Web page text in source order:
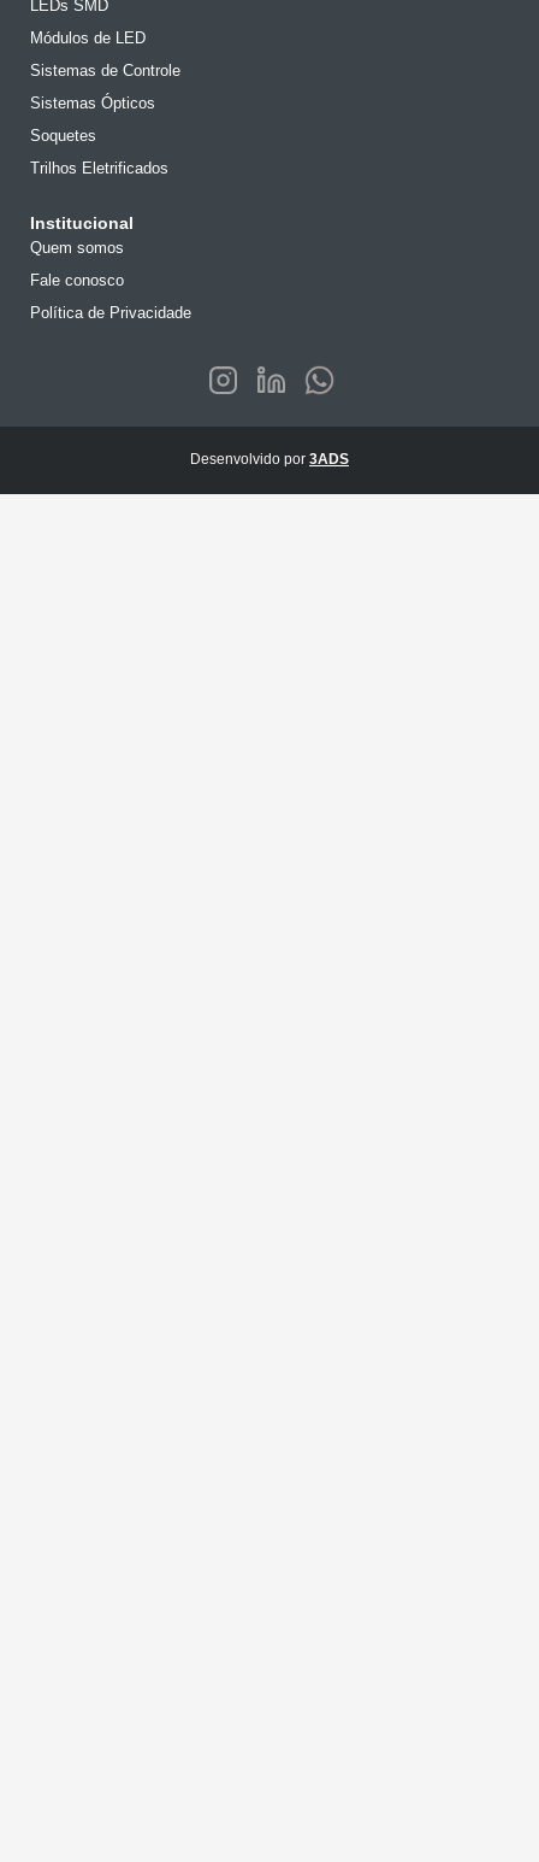
LEDs SMD
Módulos de LED
Sistemas de Controle
Sistemas Ópticos
Soquetes
Trilhos Eletrificados
Institucional
Quem somos
Fale conosco
Política de Privacidade
Desenvolvido por 3ADS